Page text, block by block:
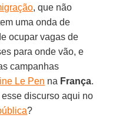
, que não
uma onda de
ocupar vagas de
para onde vão, e
campanhas
Le Pen na França.
discurso aqui no
?